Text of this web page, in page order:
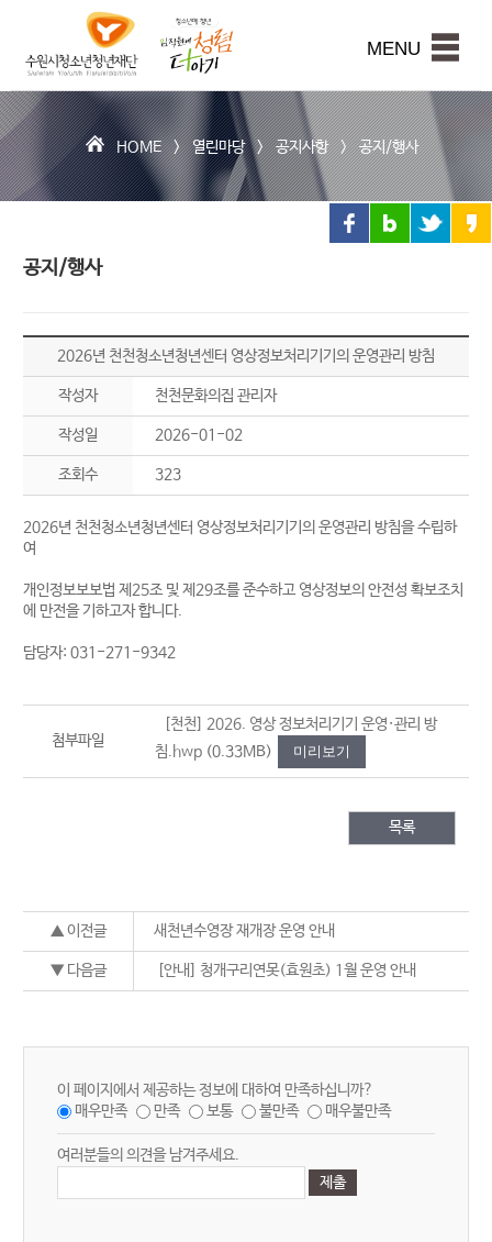
본문내용 바로가기
시
청
소
년
청
년
재
단
MENU
HOME >열린마당>공지사항>공지/행사
공지/행사
2026년 천천청소년청년센터 영상정보처리기기의 운영관리 방침
작성자 천천문화의집 관리자
작성일 2026-01-02
조회수 323
2026년 천천청소년청년센터 영상정보처리기기의 운영관리 방침을 수립하
여
개인정보보보법 제25조 및 제29조를 준수하고 영상정보의 안전성 확보조치
에 만전을 기하고자 합니다.
담당자: 031-271-9342
첨부파일
[천천] 2026. 영상 정보처리기기 운영·관리 방
침.hwp (0.33MB) 미리보기
목록
▲ 이전글 새천년수영장 재개장 운영 안내
▼ 다음글 [안내] 청개구리연못(효원초) 1월 운영 안내
이 페이지에서 제공하는 정보에 대하여 만족하십니까?
매우만족
만족 보통 불만족 매우불만족
여러분들의 의견을 남겨주세요.